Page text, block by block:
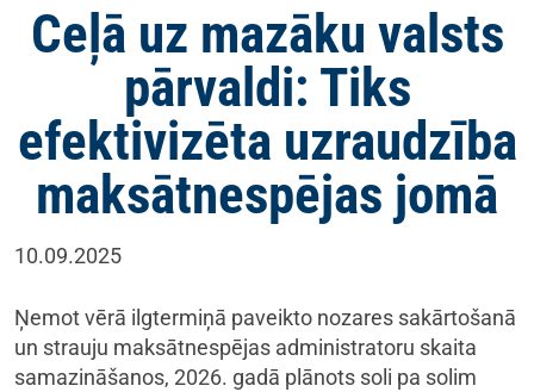
Ceļā uz mazāku valsts
pārvaldi: Tiks
efektivizēta uzraudzība
maksātnespējas jomā
10.09.2025
Ņemot vērā ilgtermiņā paveikto nozares sakārtošanā
un strauju maksātnespējas administratoru skaita
samazināšanos, 2026. gadā plānots soli pa solim